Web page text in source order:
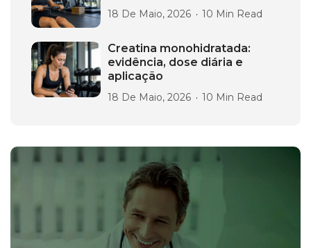
18 De Maio, 2026 10 Min Read
Creatina monohidratada:
evidência, dose diária e
aplicação
18 De Maio, 2026 10 Min Read